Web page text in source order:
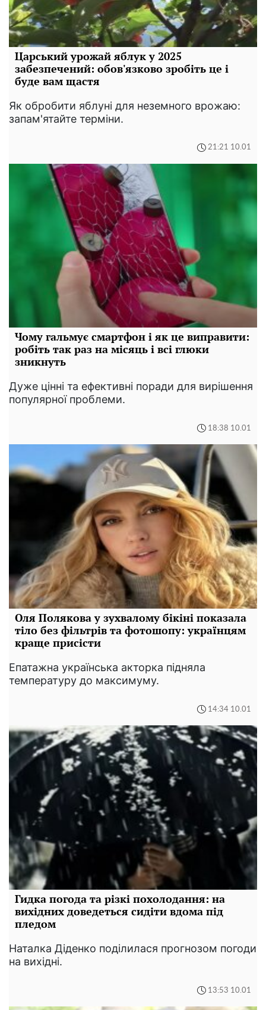
Царський урожай яблук у 2025
забезпечений: обов'язково зробіть це і
буде вам щастя
Як обробити яблуні для неземного врожаю:
запам'ятайте терміни.
21:21 10.01
Чому гальмує смартфон і як це виправити:
робіть так раз на місяць і всі глюки
зникнуть
Дуже цінні та ефективні поради для вирішення
популярної проблеми.
18:38 10.01
Оля Полякова у зухвалому бікіні показала
тіло без фільтрів та фотошопу: українцям
краще присісти
Епатажна українська акторка підняла
температуру до максимуму.
14:34 10.01
Гидка погода та різкі похолодання: на
вихідних доведеться сидіти вдома під
пледом
Наталка Діденко поділилася прогнозом погоди
на вихідні.
13:53 10.01